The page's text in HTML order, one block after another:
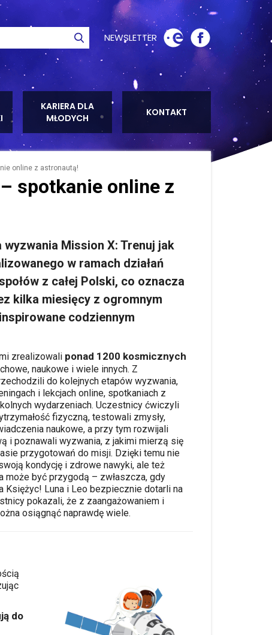
NEWSLETTER
KARIERA DLA
MŁODYCH
KONTAKT
Szukaj
online z astronautą!
spotkanie online z
wyzwania Mission X: Trenuj jak
w ramach działań
z całej Polski, co oznacza
kilka miesięcy z ogromnym
codziennym
zrealizowali ponad 1200 kosmicznych
naukowe i wiele innych. Z
do kolejnych etapów wyzwania,
i lekcjach online, spotkaniach z
wydarzeniach. Uczestnicy ćwiczyli
fizyczną, testowali zmysły,
naukowe, a przy tym rozwijali
i poznawali wyzwania, z jakimi mierzą się
przygotowań do misji. Dzięki temu nie
kondycję i zdrowe nawyki, ale też
może być przygodą – zwłaszcza, gdy
Księżyc! Luna i Leo bezpiecznie dotarli na
pokazali, że z zaangażowaniem i
osiągnąć naprawdę wiele.
do